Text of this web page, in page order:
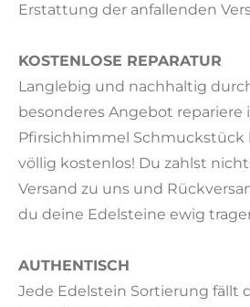
Erstattung der anfallenden
KOSTENLOSE REPARATUR
Langlebig und nachhaltig
besonderes Angebot repariere
Pfirsichhimmel Schmuckstück
völlig kostenlos! Du zahlst
Versand zu uns und
du deine Edelsteine ewig
AUTHENTISCH
Jede Edelstein Sortierung fällt